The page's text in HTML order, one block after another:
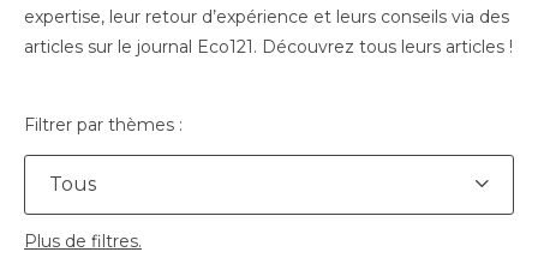
expertise, leur retour d’expérience et leurs conseils via des
articles sur le journal Eco121. Découvrez tous leurs articles !
Filtrer par thèmes :
Tous
Plus de filtres.